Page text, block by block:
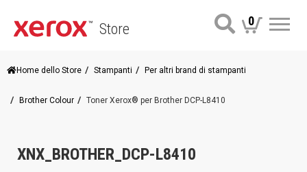
Store 0
Home dello Store Stampanti Per altri brand di stampanti
Brother Colour Toner Xerox® per Brother DCP-L8410
XNX_BROTHER_DCP-L8410